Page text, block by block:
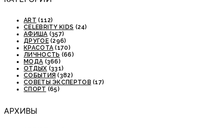
ART (112)
CELEBRITY KIDS (24)
АФИША (357)
ДРУГОЕ(296)
КРАСОТА (170)
ЛИЧНОСТЬ (66)
МОДА (366)
ОТДЫХ (331)
СОБЫТИЯ (382)
СОВЕТЫ ЭКСПЕРТОВ (17)
СПОРТ (65)
АРХИВЫ